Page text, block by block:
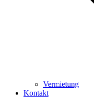
Vermietung
Kontakt